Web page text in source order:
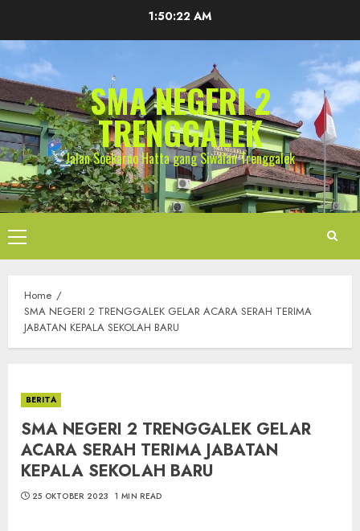
content
1:50:22 AM
SMA NEGERI 2
TRENGGALEK
Jalan Soekarno Hatta gang Siwalan Trenggalek
Primary
Menu
Home
SMA NEGERI 2 TRENGGALEK GELAR ACARA SERAH TERIMA
JABATAN KEPALA SEKOLAH BARU
BERITA
SMA NEGERI 2 TRENGGALEK GELAR
ACARA SERAH TERIMA JABATAN
KEPALA SEKOLAH BARU
25 OKTOBER 2023 1 MIN READ